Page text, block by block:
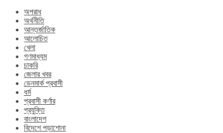
অপরাধ
অর্থনীতি
আন্তর্জাতিক
আলোচিত
খেলা
গণমাধ্যম
চাকরি
জেলার খবর
ডেনমার্ক প্রবাসী
ধর্ম
প্রবাসী কর্ণার
প্রযুক্তি
বাংলাদেশ
বিদেশে পড়াশোনা